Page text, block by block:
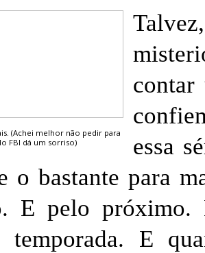
(Achei melhor não pedir para
FBI dá um sorriso)
contar
essa
o bastante para
E pelo
temporada. E